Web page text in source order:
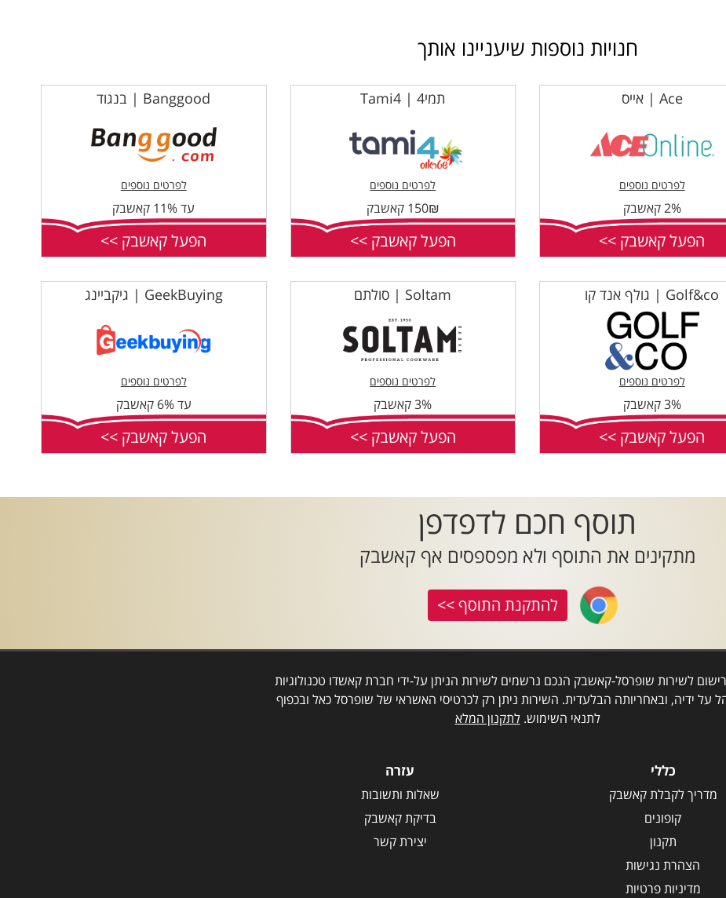
חנויות נוספות שיעניינו אותך
Ace | אייס
לפרטים נוספים
2% קאשבק
הפעל קאשבק >>
תמי4 | Tami4
לפרטים נוספים
150₪ קאשבק
הפעל קאשבק >>
Banggood | בנגוד
לפרטים נוספים
עד 11% קאשבק
הפעל קאשבק >>
Golf&co | גולף אנד קו
לפרטים נוספים
3% קאשבק
הפעל קאשבק >>
Soltam | סולתם
לפרטים נוספים
3% קאשבק
הפעל קאשבק >>
GeekBuying | גיקביינג
לפרטים נוספים
עד 6% קאשבק
הפעל קאשבק >>
תוסף חכם לדפדפן
מתקינים את התוסף ולא מפספסים אף קאשבק
להתקנת התוסף >>
לשירות שופרסל-קאשבק הנכם נרשמים לשירות הניתן על-ידי חברת קאשדו טכנולוגיות
על ידיה, ובאחריותה הבלעדית. השירות ניתן רק לכרטיסי האשראי של שופרסל כאל ובכפוף
לתנאי השימוש.לתקנון המלא
כללי
מדריך לקבלת קאשבק
קופונים
תקנון
הצהרת נגישות
מדיניות פרטיות
עזרה
שאלות ותשובות
בדיקת קאשבק
יצירת קשר